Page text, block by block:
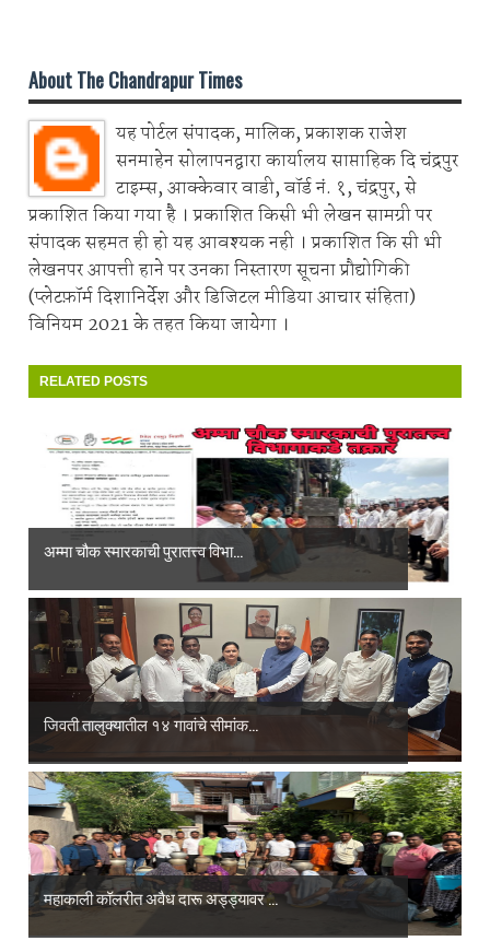
About The Chandrapur Times
यह पोर्टल संपादक, मालिक, प्रकाशक राजेश
सनमाहेन सोलापनद्वारा कार्यालय साप्ताहिक दि चंद्रपुर
टाइम्स, आक्केवार वाडी, वॉर्ड नं. १, चंद्रपुर, से
प्रकाशित किया गया है । प्रकाशित किसी भी लेखन सामग्री पर
संपादक सहमत ही हो यह आवश्यक नही । प्रकाशित कि सी भी
लेखनपर आपत्ती हाने पर उनका निस्तारण सूचना प्रौद्योगिकी
(प्लेटफ़ॉर्म दिशानिर्देश और डिजिटल मीडिया आचार संहिता)
विनियम 2021 के तहत किया जायेगा ।
RELATED POSTS
अम्मा चौक स्मारकाची पुरातत्त्व विभा...
जिवती तालुक्यातील १४ गावांचे सीमांक...
महाकाली कॉलरीत अवैध दारू अड्ड्यावर ...